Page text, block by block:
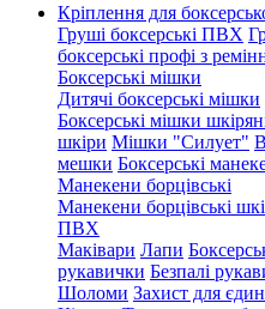
Кріплення для
Груші боксерські ПВХ
боксерські профі з
Боксерські мішки
Дитячі боксерські мішки
Боксерські мішки
шкіри Мішки "Силует"
мешки Боксерські
Манекени борцівські
Манекени борцівські
ПВХ
Маківари Лапи
рукавички Безпалі
Шоломи Захист для